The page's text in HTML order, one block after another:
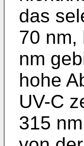
das
70 nm,
nm
hohe
UV-C
315